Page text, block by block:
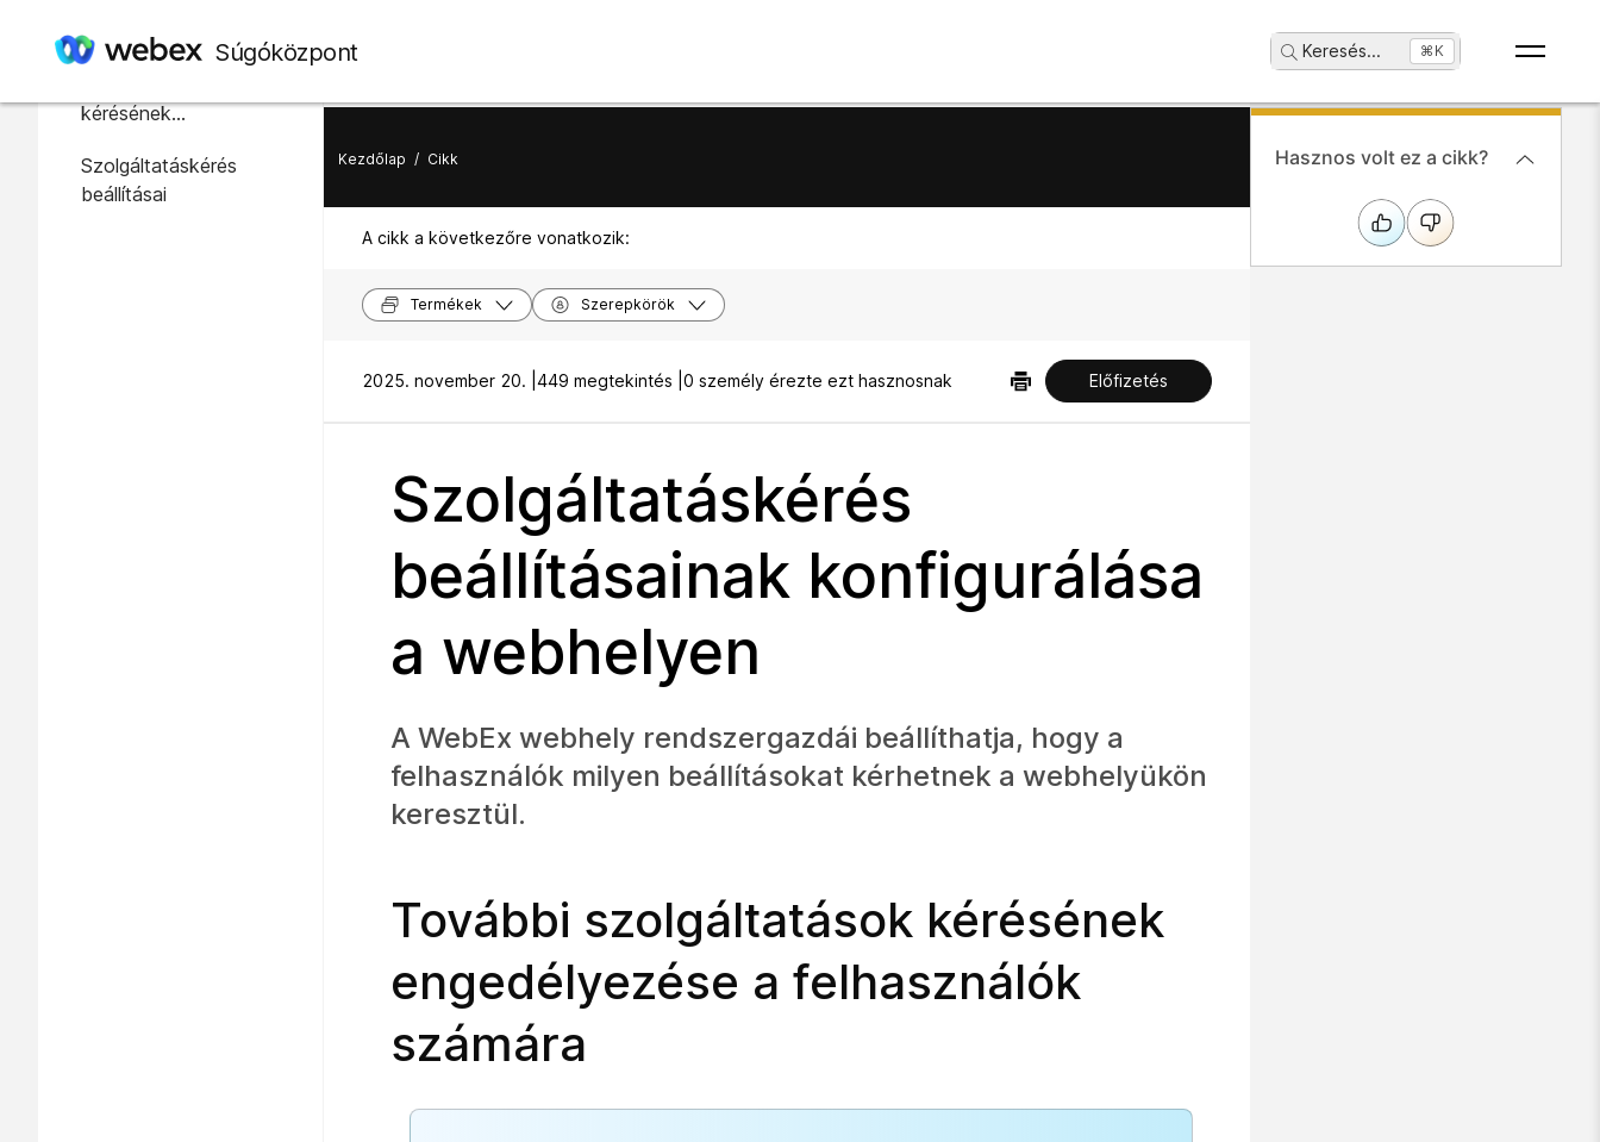
Súgóközpont Keresés... ⌘K
Ebben a cikkben
kérésének
felhasználók számára
Szolgáltatáskérés
beállításai
Kezdőlap / Cikk
A cikk a következőre vonatkozik:
Termékek Szerepkörök
2025. november 20. | 449 megtekintés | 0 személy érezte ezt hasznosnak Előfizetés
Szolgáltatáskérés
beállításainak konfigurálása
a webhelyen
A WebEx webhely rendszergazdái beállíthatja, hogy a
felhasználók milyen beállításokat kérhetnek a webhelyükön
keresztül.
További szolgáltatások kérésének
engedélyezése a felhasználók
számára
Hasznos volt ez a cikk?